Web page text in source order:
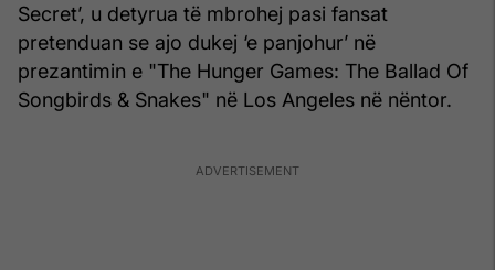
Secret’, u detyrua të mbrohej pasi fansat
pretenduan se ajo dukej ‘e panjohur’ në
prezantimin e "The Hunger Games: The Ballad Of
Songbirds & Snakes" në Los Angeles në nëntor.